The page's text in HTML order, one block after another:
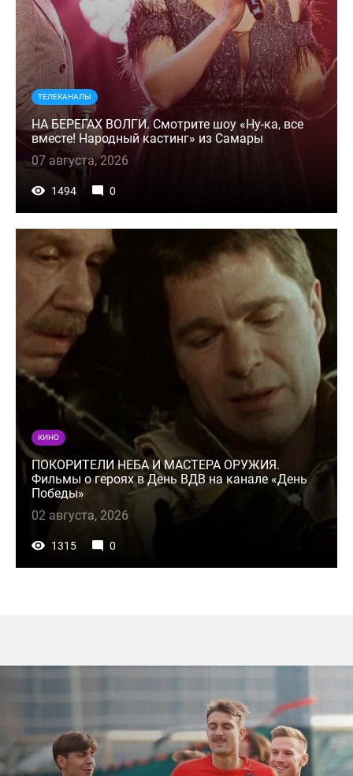
ТЕЛЕКАНАЛЫ
НА БЕРЕГАХ ВОЛГИ. Смотрите шоу «Ну-ка, все
вместе! Народный кастинг» из Самары
07 августа, 2026
1494 0
КИНО
ПОКОРИТЕЛИ НЕБА И МАСТЕРА ОРУЖИЯ.
Фильмы о героях в День ВДВ на канале «День
Победы»
02 августа, 2026
1315 0